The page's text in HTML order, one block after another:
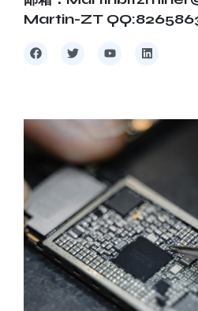
Martin-ZT